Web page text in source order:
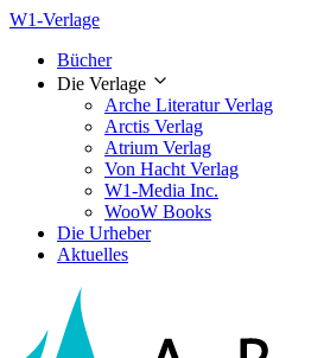
W1-Verlage
Bücher
Die Verlage
Arche Literatur Verlag
Arctis Verlag
Atrium Verlag
Von Hacht Verlag
W1-Media Inc.
WooW Books
Die Urheber
Aktuelles